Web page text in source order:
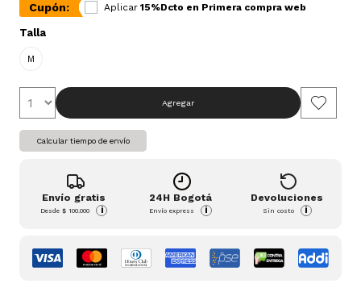
Cupón: Aplicar 15%Dcto en Primera compra web
Talla
M
Agregar
Calcular tiempo de envío
Envío gratis
Desde$ 100.000 i
24H Bogotá
Envío express i
Devoluciones
Sin costo i